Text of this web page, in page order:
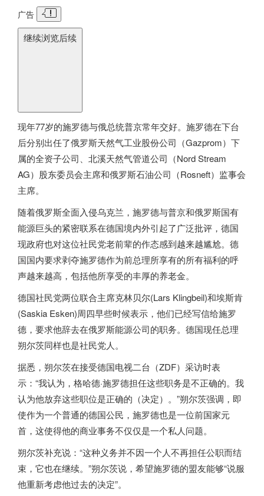
广告
继续浏览后续
现年77岁的施罗德与俄总统普京常年交好。施罗德在下台
后分别出任了俄罗斯天然气工业股份公司（Gazprom）下
属的全资子公司、北溪天然气管道公司（Nord Stream
AG）股东委员会主席和俄罗斯石油公司（Rosneft）监事会
主席。
随着俄罗斯全面入侵乌克兰，施罗德与普京和俄罗斯国有
能源巨头的紧密联系在德国境内外引起了广泛批评， 德国
现政府也对这位社民党老前辈的作态感到越来越尴尬。 德
国国内要求剥夺施罗德作为前总理所享有的所有福利的呼
声越来越高，包括他所享受的丰厚的养老金。
德国社民党两位联合主席克林贝尔(Lars Klingbeil)和埃斯肯
(Saskia Esken)周四早些时候表示，他们已经写信给施罗
德，要求他辞去在俄罗斯能源公司的职务。 德国现任总理
朔尔茨同样也是社民党人。
据悉，朔尔茨在接受德国电视二台（ZDF）采访时表
示：“我认为，格哈德·施罗德担任这些职务是不正确的。我
认为他放弃这些职位是正确的（决定）。”朔尔茨强调，即
使作为一个普通的德国公民，施罗德也是一位前国家元
首，这使得他的商业事务不仅仅是一个私人问题。
朔尔茨补充说：“这种义务并不因一个人不再担任公职而结
束，它也在继续。”朔尔茨说，希望施罗德的盟友能够“说服
他重新考虑他过去的决定”。